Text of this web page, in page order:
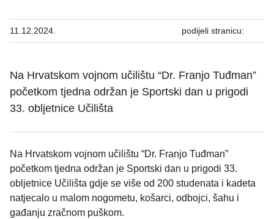
11.12.2024. podijeli stranicu:
Na Hrvatskom vojnom učilištu “Dr. Franjo Tuđman”
početkom tjedna održan je Sportski dan u prigodi
33. obljetnice Učilišta
Na Hrvatskom vojnom učilištu “Dr. Franjo Tuđman”
početkom tjedna održan je Sportski dan u prigodi 33.
obljetnice Učilišta gdje se više od 200 studenata i kadeta
natjecalo u malom nogometu, košarci, odbojci, šahu i
gađanju zračnom puškom.